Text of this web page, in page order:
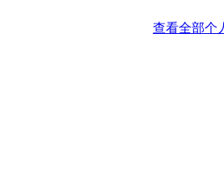
查看全部个